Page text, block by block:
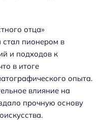
отца»
стал пионером в
и подходов к
в итоге
опыта.
влияние на
прочную основу